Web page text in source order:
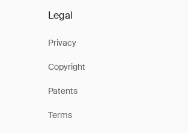
Legal
Privacy
Copyright
Patents
Terms